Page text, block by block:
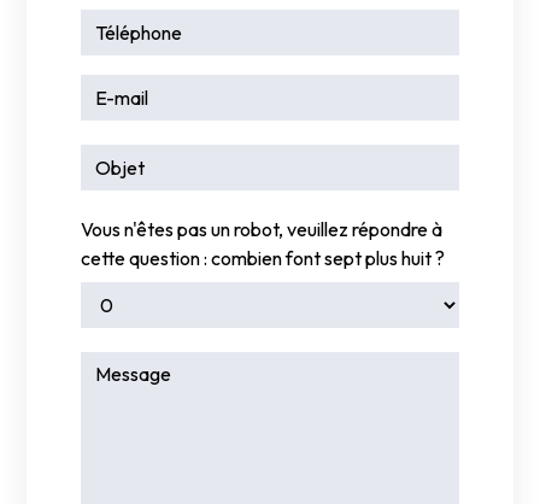
Vous n'êtes pas un robot, veuillez répondre à
cette question : combien font sept plus huit ?